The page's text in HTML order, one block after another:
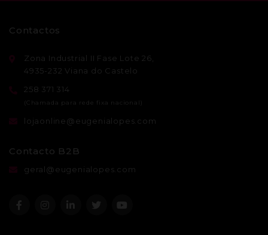
Contactos
Zona Industrial II Fase Lote 26,
4935-232 Viana do Castelo
258 371 314
lojaonline@eugenialopes.com
Contacto B2B
geral@eugenialopes.com